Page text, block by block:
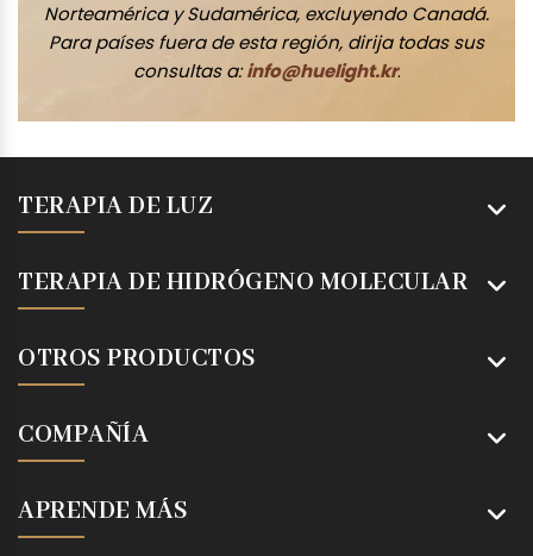
Norteamérica y Sudamérica, excluyendo Canadá.
Para países fuera de esta región, dirija todas sus
consultas a:info@huelight.kr.
TERAPIA DE LUZ
TERAPIA DE HIDRÓGENO MOLECULAR
OTROS PRODUCTOS
COMPAÑÍA
APRENDE MÁS